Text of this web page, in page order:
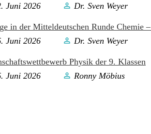
Juni 2026
Dr. Sven Weyer
in der Mitteldeutschen Runde Chemie
Juni 2026
Dr. Sven Weyer
Physik der 9. Klassen
Juni 2026
Ronny Möbius